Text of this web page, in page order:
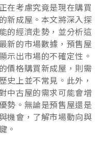
在考慮究竟是現在購買
新成屋。本文將深入探
的經濟走勢，並分析這
新的市場數據，預售屋
示出市場的不確定性。
價格購買新成屋，則需
史上並不常見。此外，
中古屋的需求可能會增
勢。無論是預售屋還是
機會，了解市場動向與
。